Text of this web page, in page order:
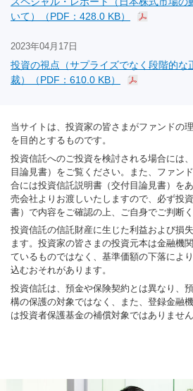
いて）（PDF：428.0 KB）
2023年04月17日
投資の視点（サプライズでなく段階的
裁）（PDF：610.0 KB）
当サイトは、投資家の皆さまがファンドの
を目的とするものです。
投資信託へのご投資を検討される場合には
目論見書）をご覧ください。また、ファン
合には投資信託説明書（交付目論見書）を
売会社よりお渡しいたしますので、必ず投
書）で内容をご確認の上、ご自身でご判断く
投資信託の信託財産に生じた利益および損
ます。投資家の皆さまの投資元本は金融機
ているものではなく、基準価額の下落によ
込むおそれがあります。
投資信託は、預金や保険契約とは異なり、
構の保護の対象ではなく、また、登録金融
は投資者保護基金の補償対象ではありません